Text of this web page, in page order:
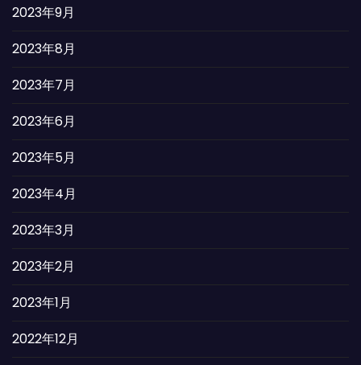
2023年9月
2023年8月
2023年7月
2023年6月
2023年5月
2023年4月
2023年3月
2023年2月
2023年1月
2022年12月